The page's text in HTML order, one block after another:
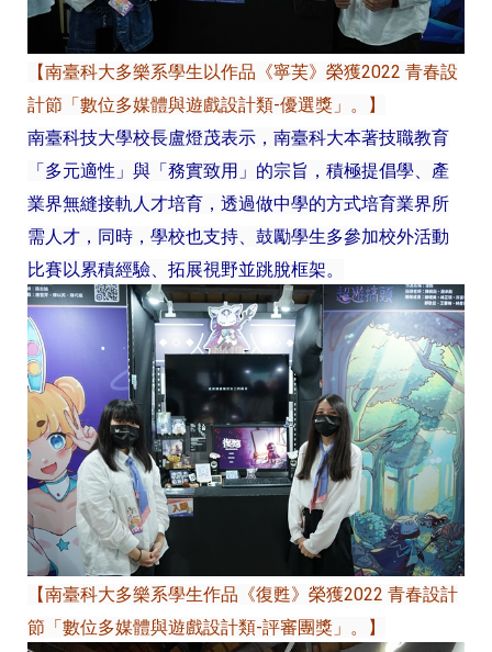
【南臺科大多樂系學生以作品《寧芙》榮獲2022 青春設
計節「數位多媒體與遊戲設計類-優選獎」。】
南臺科技大學校長盧燈茂表示，南臺科大本著技職教育
「多元適性」與「務實致用」的宗旨，積極提倡學、產
業界無縫接軌人才培育，透過做中學的方式培育業界所
需人才，同時，學校也支持、鼓勵學生多參加校外活動
比賽以累積經驗、拓展視野並跳脫框架。
【南臺科大多樂系學生作品《復甦》榮獲2022 青春設計
節「數位多媒體與遊戲設計類-評審團獎」。】